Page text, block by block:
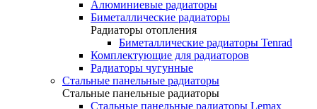
Алюминиевые радиаторы
Биметаллические радиаторы
Радиаторы отопления
Биметаллические радиаторы Tenrad
Комплектующие для радиаторов
Радиаторы чугунные
Стальные панельные радиаторы
Стальные панельные радиаторы
Стальные панельные радиаторы Lemax